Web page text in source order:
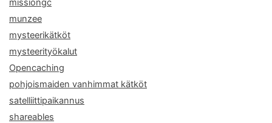
missiongc
munzee
mysteerikätköt
mysteerityökalut
Opencaching
pohjoismaiden vanhimmat kätköt
satelliittipaikannus
shareables